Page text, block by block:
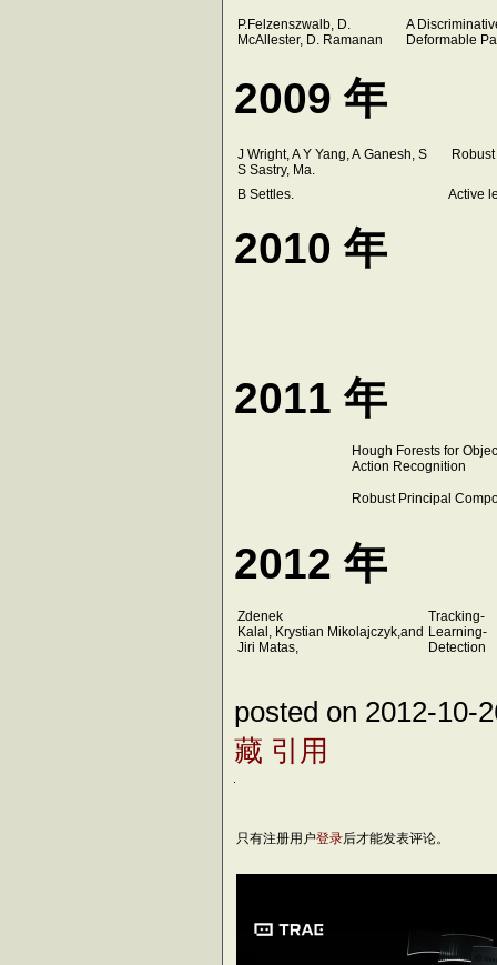
P.Felzenszwalb, D.
McAllester, D. Ramanan
A
Deformable
2009 年
J Wright, A Y Yang, A Ganesh, S
S Sastry, Ma.
B Settles. Active
2010 年
2011 年
Hough Forests for
Action Recognition
Robust Principal
2012 年
Zdenek
Kalal, Krystian Mikolajczyk,and
Jiri Matas,
Tracking-
Learning-
Detection
posted on 2012-10-
藏 引用
只有注册用户登录后才能发表评论。